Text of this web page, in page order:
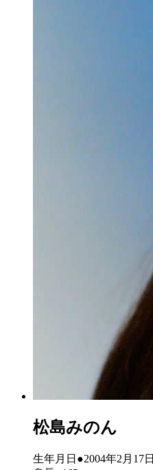
松島みのん
生年月日●2004年2月17日